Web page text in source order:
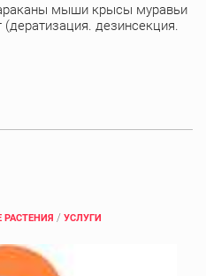
мыши крысы муравьи
дезинсекция.
/ УСЛУГИ